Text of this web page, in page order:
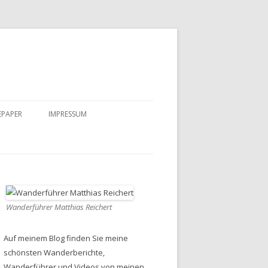
IMPRESSUM
Wanderführer Matthias Reichert
Auf meinem Blog finden Sie meine
schönsten Wanderberichte,